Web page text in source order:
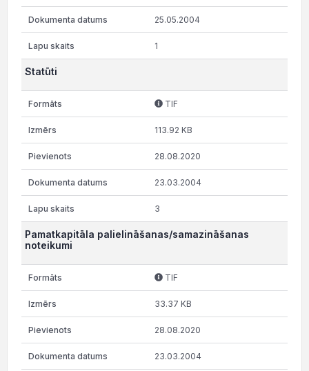
25.05.2004
1
Statūti
TIF
113.92 KB
28.08.2020
23.03.2004
3
Pamatkapitāla palielināšanas/samazināšanas
noteikumi
TIF
33.37 KB
28.08.2020
23.03.2004